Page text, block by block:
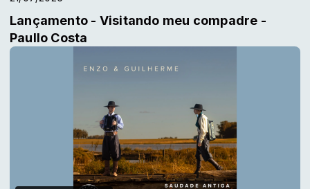
Lançamento - Visitando meu compadre -
Paullo Costa